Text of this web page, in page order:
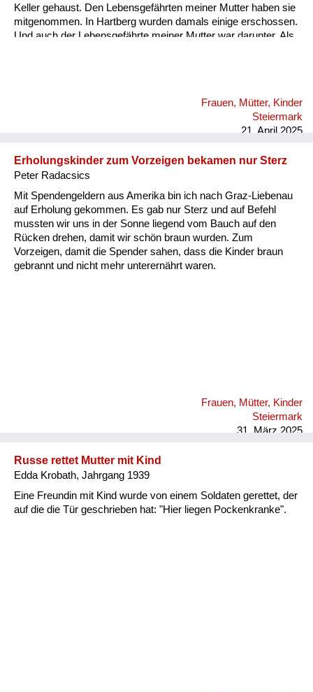
Keller gehaust. Den Lebensgefährten meiner Mutter haben sie
mitgenommen. In Hartberg wurden damals einige erschossen.
Und auch der Lebensgefährte meiner Mutter war darunter. Als
Frauen, Mütter, Kinder
Steiermark
21. April 2025
Erholungskinder zum Vorzeigen bekamen nur Sterz
Peter Radacsics
Mit Spendengeldern aus Amerika bin ich nach Graz-Liebenau
auf Erholung gekommen. Es gab nur Sterz und auf Befehl
mussten wir uns in der Sonne liegend vom Bauch auf den
Rücken drehen, damit wir schön braun wurden. Zum
Vorzeigen, damit die Spender sahen, dass die Kinder braun
gebrannt und nicht mehr unterernährt waren.
Frauen, Mütter, Kinder
Steiermark
31. März 2025
Russe rettet Mutter mit Kind
Edda Krobath, Jahrgang 1939
Eine Freundin mit Kind wurde von einem Soldaten gerettet, der
auf die die Tür geschrieben hat: "Hier liegen Pockenkranke".